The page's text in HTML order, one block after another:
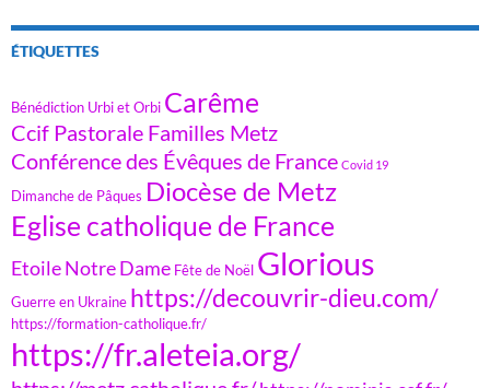
ÉTIQUETTES
Bénédiction Urbi et Orbi Carême
Ccif Pastorale Familles Metz
Conférence des Évêques de France Covid 19
Dimanche de Pâques Diocèse de Metz
Eglise catholique de France
Etoile Notre Dame Fête de Noël Glorious
Guerre en Ukraine https://decouvrir-dieu.com/
https://formation-catholique.fr/
https://fr.aleteia.org/